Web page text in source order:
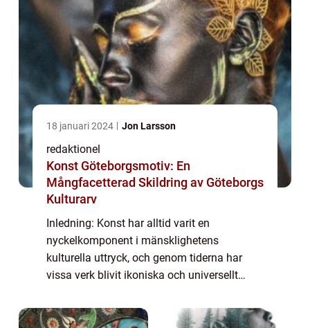
18 januari 2024 Jon Larsson
redaktionel
Konst Göteborgsmotiv: En
Mångfacetterad Skildring av Göteborgs
Kulturarv
Inledning: Konst har alltid varit en
nyckelkomponent i mänsklighetens
kulturella uttryck, och genom tiderna har
vissa verk blivit ikoniska och universellt
och förklara vad ”känd konst” är, vilka ...